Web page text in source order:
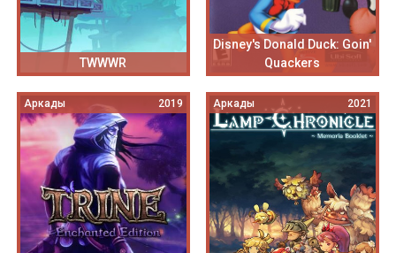
TWWWR
Disney's Donald Duck: Goin'
Quackers
Аркады 2019 Аркады 2021